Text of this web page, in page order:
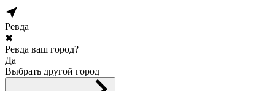
Ревда
✖
Ревда ваш город?
Да
Выбрать другой город